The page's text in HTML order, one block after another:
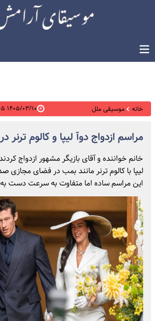
خانه موسیقی ملل ۱۴۰۵/۰۳/۱۰ ۲۲:۳۰:۰۵
مراسم ازدواج دوآ لیپا و کالوم ترنر
خانم خواننده و آقای بازیگر مشهور ازدواج
لیپا با کالوم ترنر مانند بمب در فضای مجازی
این مراسم ساده اما متفاوت به سرعت دست